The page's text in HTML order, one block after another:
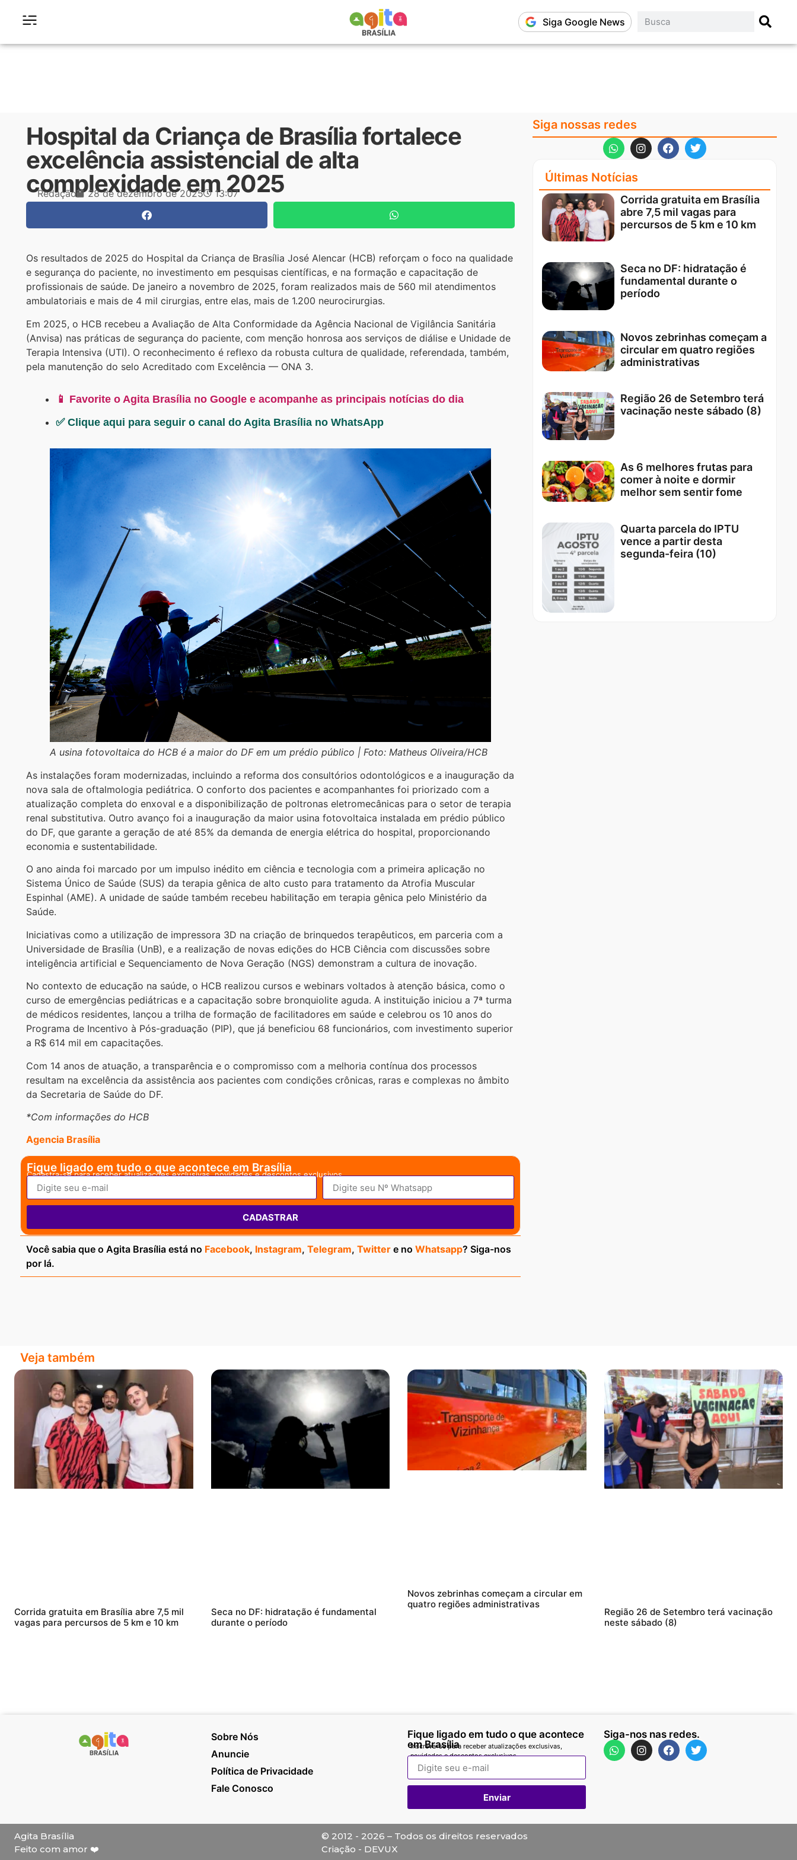
Siga Google News
Hospital da Criança de Brasília fortalece
excelência assistencial de alta
complexidade em 2025
Redação 28 de dezembro de 2025 13:07
Os resultados de 2025 do Hospital da Criança de Brasília José Alencar (HCB) reforçam o foco na qualidade
e segurança do paciente, no investimento em pesquisas científicas, e na formação e capacitação de
profissionais de saúde. De janeiro a novembro de 2025, foram realizados mais de 560 mil atendimentos
ambulatoriais e mais de 4 mil cirurgias, entre elas, mais de 1.200 neurocirurgias.
Em 2025, o HCB recebeu a Avaliação de Alta Conformidade da Agência Nacional de Vigilância Sanitária
(Anvisa) nas práticas de segurança do paciente, com menção honrosa aos serviços de diálise e Unidade de
Terapia Intensiva (UTI). O reconhecimento é reflexo da robusta cultura de qualidade, referendada, também,
pela manutenção do selo Acreditado com Excelência — ONA 3.
📱 Favorite o Agita Brasília no Google e acompanhe as principais notícias do dia
✅ Clique aqui para seguir o canal do Agita Brasília no WhatsApp
A usina fotovoltaica do HCB é a maior do DF em um prédio público | Foto: Matheus Oliveira/HCB
As instalações foram modernizadas, incluindo a reforma dos consultórios odontológicos e a inauguração da
nova sala de oftalmologia pediátrica. O conforto dos pacientes e acompanhantes foi priorizado com a
atualização completa do enxoval e a disponibilização de poltronas eletromecânicas para o setor de terapia
renal substitutiva. Outro avanço foi a inauguração da maior usina fotovoltaica instalada em prédio público
do DF, que garante a geração de até 85% da demanda de energia elétrica do hospital, proporcionando
economia e sustentabilidade.
O ano ainda foi marcado por um impulso inédito em ciência e tecnologia com a primeira aplicação no
Sistema Único de Saúde (SUS) da terapia gênica de alto custo para tratamento da Atrofia Muscular
Espinhal (AME). A unidade de saúde também recebeu habilitação em terapia gênica pelo Ministério da
Saúde.
Iniciativas como a utilização de impressora 3D na criação de brinquedos terapêuticos, em parceria com a
Universidade de Brasília (UnB), e a realização de novas edições do HCB Ciência com discussões sobre
inteligência artificial e Sequenciamento de Nova Geração (NGS) demonstram a cultura de inovação.
No contexto de educação na saúde, o HCB realizou cursos e webinars voltados à atenção básica, como o
curso de emergências pediátricas e a capacitação sobre bronquiolite aguda. A instituição iniciou a 7ª turma
de médicos residentes, lançou a trilha de formação de facilitadores em saúde e celebrou os 10 anos do
Programa de Incentivo à Pós-graduação (PIP), que já beneficiou 68 funcionários, com investimento superior
a R$ 614 mil em capacitações.
Com 14 anos de atuação, a transparência e o compromisso com a melhoria contínua dos processos
resultam na excelência da assistência aos pacientes com condições crônicas, raras e complexas no âmbito
da Secretaria de Saúde do DF.
*Com informações do HCB
Agencia Brasília
Fique ligado em tudo o que acontece em Brasília
Cadastra-se para receber atualizações exclusivas, novidades e descontos exclusivos.
CADASTRAR
Você sabia que o Agita Brasília está no Facebook, Instagram, Telegram, Twitter e no Whatsapp? Siga-nos
por lá.
Siga nossas redes
Últimas Notícias
Corrida gratuita em Brasília
abre 7,5 mil vagas para
percursos de 5 km e 10 km
Seca no DF: hidratação é
fundamental durante o
período
Novos zebrinhas começam a
circular em quatro regiões
administrativas
Região 26 de Setembro terá
vacinação neste sábado (8)
As 6 melhores frutas para
comer à noite e dormir
melhor sem sentir fome
Quarta parcela do IPTU
vence a partir desta
segunda-feira (10)
Veja também
Corrida gratuita em Brasília abre 7,5 mil
vagas para percursos de 5 km e 10 km
Seca no DF: hidratação é fundamental
durante o período
Novos zebrinhas começam a circular em
quatro regiões administrativas
Região 26 de Setembro terá vacinação
neste sábado (8)
Sobre Nós
Anuncie
Política de Privacidade
Fale Conosco
Fique ligado em tudo o que acontece
em Brasília
Inscreva-se para receber atualizações exclusivas,
novidades e descontos exclusivos.
Enviar
Siga-nos nas redes.
Agita Brasília
Feito com amor ❤️
© 2012 - 2026 – Todos os direitos reservados
Criação - DEVUX